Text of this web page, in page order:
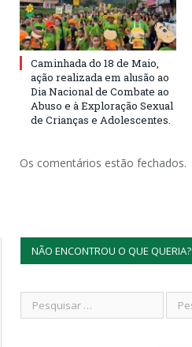
Caminhada do 18 de Maio,
ação realizada em alusão ao
Dia Nacional de Combate ao
Abuso e à Exploração Sexual
de Crianças e Adolescentes.
Os comentários estão fechados.
NÃO ENCONTROU O QUE QUERIA?